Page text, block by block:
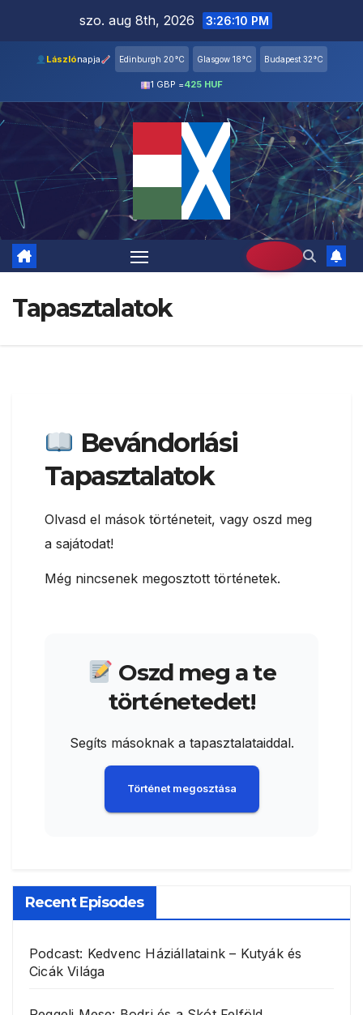
content
szo. aug 8th, 2026 3:26:10 PM
Lászlónapja Edinburgh 20°C Glasgow 18°C Budapest 32°C
1 GBP =425 HUF
Tapasztalatok
Bevándorlási
Tapasztalatok
Olvasd el mások történeteit, vagy oszd meg
a sajátodat!
Még nincsenek megosztott történetek.
Oszd meg a te
történetedet!
Segíts másoknak a tapasztalataiddal.
Történet megosztása
Recent Episodes
Podcast: Kedvenc Háziállataink – Kutyák és
Cicák Világa